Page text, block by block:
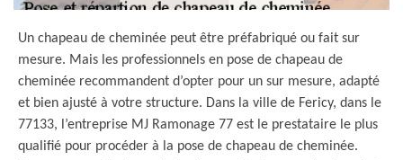
Un chapeau de cheminée peut être préfabriqué ou fait sur
mesure. Mais les professionnels en pose de chapeau de
cheminée recommandent d’opter pour un sur mesure, adapté
et bien ajusté à votre structure. Dans la ville de Fericy, dans le
77133, l’entreprise MJ Ramonage 77 est le prestataire le plus
qualifié pour procéder à la pose de chapeau de cheminée.